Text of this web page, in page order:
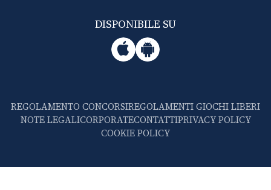
DISPONIBILE SU
REGOLAMENTO CONCORSIREGOLAMENTI GIOCHI LIBERI
NOTE LEGALICORPORATECONTATTIPRIVACY POLICY
COOKIE POLICY